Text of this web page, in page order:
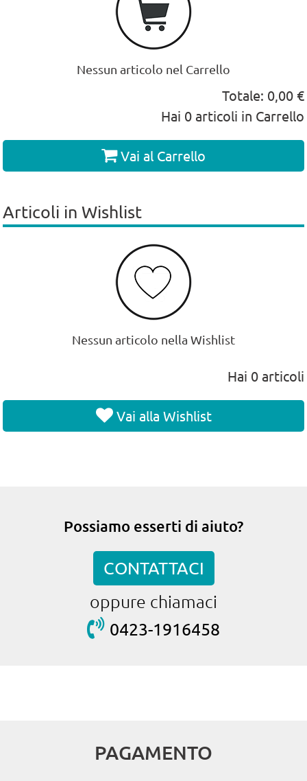
Nessun articolo nel Carrello
Hai 0 articoli in Carrello
Totale: 0,00 €
Vai al Carrello
Articoli in Wishlist
Nessun articolo nella Wishlist
Hai 0 articoli
Vai alla Wishlist
Possiamo esserti di aiuto?
CONTATTACI
oppure chiamaci
0423-1916458
PAGAMENTO